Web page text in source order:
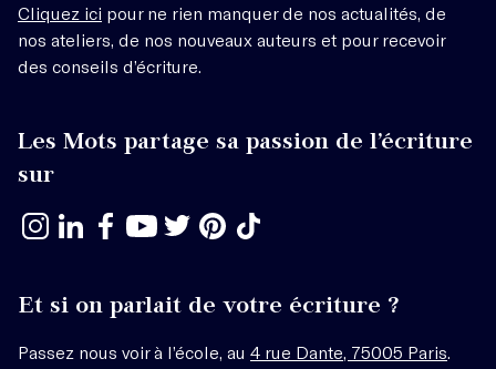
Cliquez ici pour ne rien manquer de nos actualités, de
nos ateliers, de nos nouveaux auteurs et pour recevoir
des conseils d’écriture.
Les Mots partage sa passion de l’écriture
sur
Et si on parlait de votre écriture ?
Passez nous voir à l’école, au 4 rue Dante, 75005 Paris